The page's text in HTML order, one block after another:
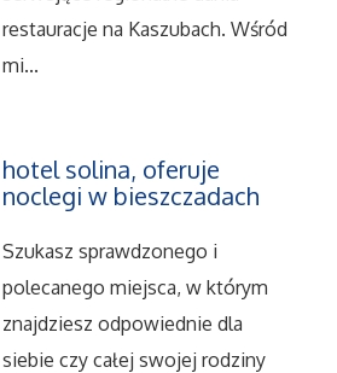
Serwis
Inne Usługi
Hotele i Noclegi
Podróże
restauracje na Kaszubach. Wśród
mi...
hotel solina, oferuje
noclegi w bieszczadach
Szukasz sprawdzonego i
polecanego miejsca, w którym
znajdziesz odpowiednie dla
siebie czy całej swojej rodziny